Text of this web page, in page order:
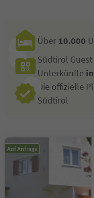
Über 10.000
Südtirol
Unterkünfte
Die offizielle
Südtirol
Auf Anfrage